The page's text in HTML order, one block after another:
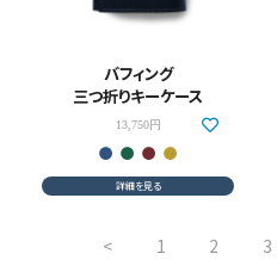
バフィング
三つ折りキーケース
13,750円
詳細を見る
< 1 2 3